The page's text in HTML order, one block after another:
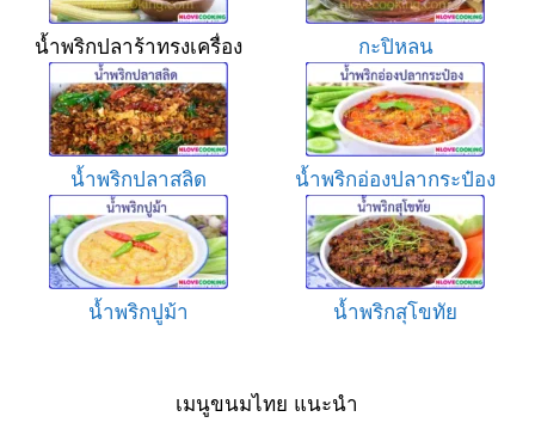
น้ำพริกปลาร้าทรงเครื่อง กะปิหลน
น้ำพริกปลาสลิด น้ำพริกอ่องปลากระป๋อง
น้ำพริกปูม้า น้ำพริกสุโขทัย
เมนูขนมไทย แนะนำ